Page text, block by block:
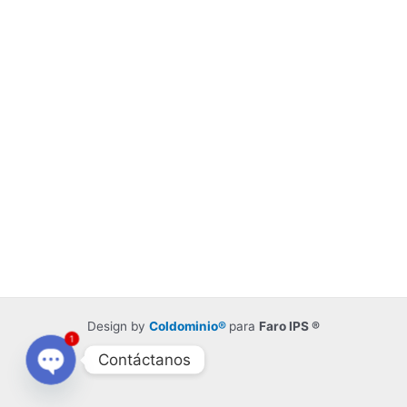
Design by Coldominio® para Faro IPS ®
Contáctanos
Open
1